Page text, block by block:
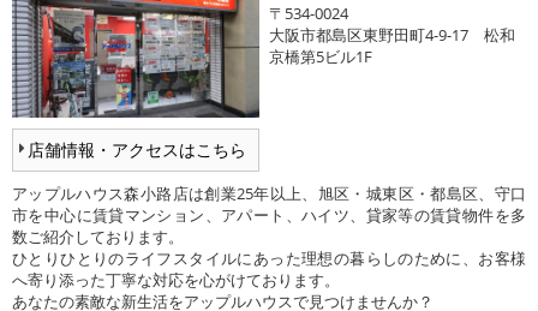
店舗情報・アクセスはこちら
〒534-0024
大阪市都島区東野田町4-9-17 松和
京橋第5ビル1F
アップルハウス森小路店は創業25年以上、旭区・城東区・都島区、守口
市を中心に賃貸マンション、アパート、ハイツ、貸家等の賃貸物件を多
数ご紹介しております。
ひとりひとりのライフスタイルにあった理想の暮らしのために、お客様
へ寄り添った丁寧な対応を心がけております。
あなたの素敵な新生活をアップルハウスで見つけませんか？